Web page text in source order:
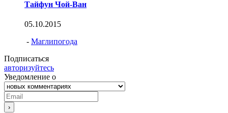
Тайфун Чой-Ван
05.10.2015
- Маглипогода
Подписаться
авторизуйтесь
Уведомление о